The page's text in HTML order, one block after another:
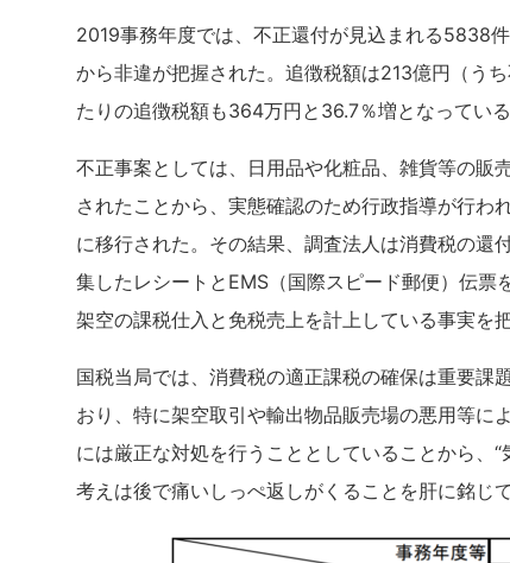
2019事務年度では、不正還付が見込まれる5838
から非違が把握された。追徴税額は213億円（う
たりの追徴税額も364万円と36.7％増となっている
不正事案としては、日用品や化粧品、雑貨等の販
されたことから、実態確認のため行政指導が行わ
に移行された。その結果、調査法人は消費税の還
集したレシートとEMS（国際スピード郵便）伝票
架空の課税仕入と免税売上を計上している事実を
国税当局では、消費税の適正課税の確保は重要課
おり、特に架空取引や輸出物品販売場の悪用等に
には厳正な対処を行うこととしていることから、
考えは後で痛いしっぺ返しがくることを肝に銘じ